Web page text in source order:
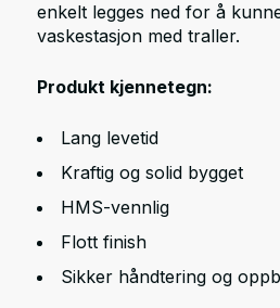
enkelt legges ned for å
vaskestasjon med traller.
Produkt kjennetegn:
Lang levetid
Kraftig og solid bygget
HMS-vennlig
Flott finish
Sikker håndtering og